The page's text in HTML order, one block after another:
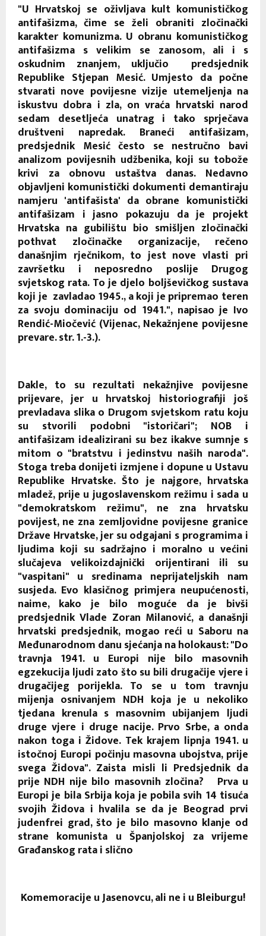
"U Hrvatskoj se oživljava kult komunističkog
antifašizma, čime se želi obraniti zločinački
karakter komunizma. U obranu komunističkog
antifašizma s velikim se zanosom, ali i s
oskudnim znanjem, uključio predsjednik
Republike Stjepan Mesić. Umjesto da počne
stvarati nove povijesne vizije utemeljenja na
iskustvu dobra i zla, on vraća hrvatski narod
sedam desetljeća unatrag i tako sprječava
društveni napredak. Braneći antifašizam,
predsjednik Mesić često se nestručno bavi
analizom povijesnih udžbenika, koji su tobože
krivi za obnovu ustaštva danas. Nedavno
objavljeni komunistički dokumenti demantiraju
namjeru 'antifašista' da obrane komunistički
antifašizam i jasno pokazuju da je projekt
Hrvatska na gubilištu bio smišljen zločinački
pothvat zločinačke organizacije, rečeno
današnjim rječnikom, to jest nove vlasti pri
završetku i neposredno poslije Drugog
svjetskog rata. To je djelo boljševičkog sustava
koji je zavladao 1945., a koji je pripremao teren
za svoju dominaciju od 1941.", napisao je Ivo
Rendić-Miočević (Vijenac, Nekažnjene povijesne
prevare. str. 1.-3.).
Dakle, to su rezultati nekažnjive povijesne
prijevare, jer u hrvatskoj historiografiji još
prevladava slika o Drugom svjetskom ratu koju
su stvorili podobni "istoričari"; NOB i
antifašizam idealizirani su bez ikakve sumnje s
mitom o "bratstvu i jedinstvu naših naroda".
Stoga treba donijeti izmjene i dopune u Ustavu
Republike Hrvatske. Što je najgore, hrvatska
mladež, prije u jugoslavenskom režimu i sada u
"demokratskom režimu", ne zna hrvatsku
povijest, ne zna zemljovidne povijesne granice
Države Hrvatske, jer su odgajani s programima i
ljudima koji su sadržajno i moralno u većini
slučajeva velikoizdajnički orijentirani ili su
"vaspitani" u sredinama neprijateljskih nam
susjeda. Evo klasičnog primjera neupućenosti,
naime, kako je bilo moguće da je bivši
predsjednik Vlade Zoran Milanović, a današnji
hrvatski predsjednik, mogao reći u Saboru na
Međunarodnom danu sjećanja na holokaust: "Do
travnja 1941. u Europi nije bilo masovnih
egzekucija ljudi zato što su bili drugačije vjere i
drugačijeg porijekla. To se u tom travnju
mijenja osnivanjem NDH koja je u nekoliko
tjedana krenula s masovnim ubijanjem ljudi
druge vjere i druge nacije. Prvo Srbe, a onda
nakon toga i Židove. Tek krajem lipnja 1941. u
istočnoj Europi počinju masovna ubojstva, prije
svega Židova". Zaista misli li Predsjednik da
prije NDH nije bilo masovnih zločina? Prva u
Europi je bila Srbija koja je pobila svih 14 tisuća
svojih Židova i hvalila se da je Beograd prvi
judenfrei grad, što je bilo masovno klanje od
strane komunista u Španjolskoj za vrijeme
Građanskog rata i slično
Komemoracije u Jasenovcu, ali ne i u Bleiburgu!